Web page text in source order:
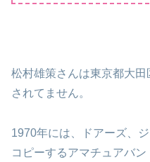
松村雄策さんは東京都大
されてません。
1970年には、ドアーズ、
コピーするアマチュアバ